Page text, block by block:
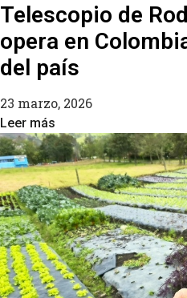
Telescopio de
opera en
del país
23 marzo, 2026
Leer más